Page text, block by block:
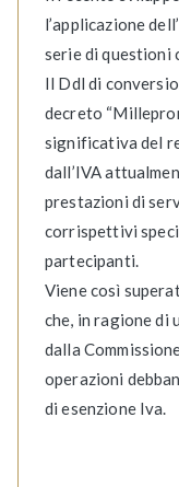
l’applicazione
serie di questioni
Il Ddl di
decreto
significativa del
dall’IVA
prestazioni di
corrispettivi
partecipanti.
Viene così
che, in ragione di
dalla
operazioni
di esenzione Iva.